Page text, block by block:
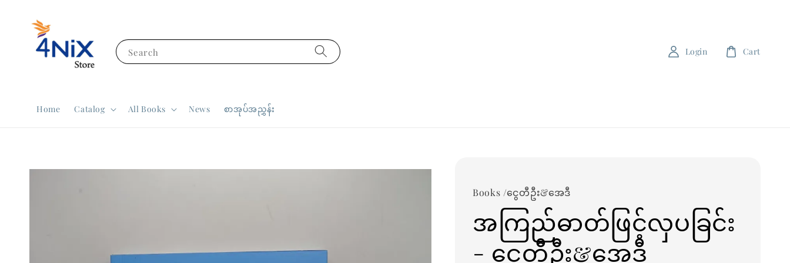
Search
Home Catalog All Books News စာအုပ်အညွှန်း
Login Cart
Books /ငွေတီဦး&အေဒီ
အကြည်ဓာတ်ဖြင့်လှပခြင်း
- ငွေတီဦး&အေဒီ